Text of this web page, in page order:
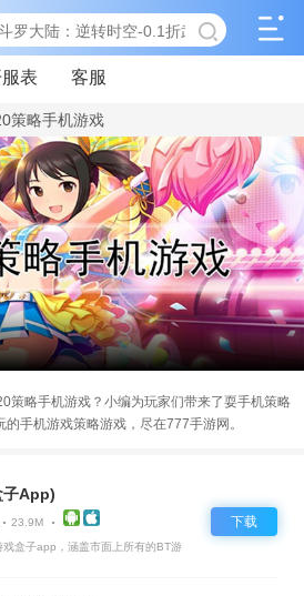
表 客服
策略手机游戏
策略手机游戏？小编为玩家们带来了耍手机策略
手机游戏策略游戏，尽在777手游网。
子App)
23.9M
盒子app，涵盖市面上所有的BT游
下载